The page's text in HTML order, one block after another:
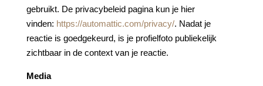
gebruikt. De privacybeleid pagina kun je hier
vinden: https://automattic.com/privacy/. Nadat je
reactie is goedgekeurd, is je profielfoto publiekelijk
zichtbaar in de context van je reactie.
Media